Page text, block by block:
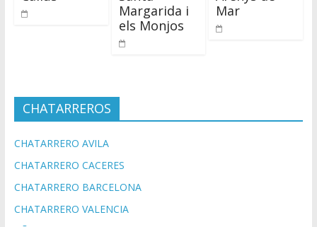
Margarida i
els Monjos
Mar
CHATARREROS
CHATARRERO AVILA
CHATARRERO CACERES
CHATARRERO BARCELONA
CHATARRERO VALENCIA